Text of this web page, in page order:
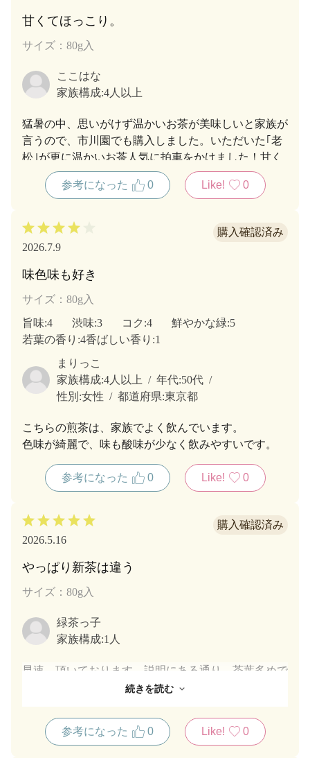
甘くてほっこり。
サイズ：80g入
ここはな
家族構成:4人以上
猛暑の中、思いがけず温かいお茶が美味しいと家族が
言うので、市川園でも購入しました。いただいた｢老
松｣が更に温かいお茶人気に拍車をかけました！甘く
て、深みがあって、ほっこり。素敵なひとときをあり
がとう。参考になった 0 Like! 0
2026.7.9
味色味も好き
サイズ：80g入
旨味:4 渋味:3 コク :4 鮮やかな緑:5
若葉の香り :4香ばしい香り :1
まりっこ
家族構成:4人以上 年代:50代
性別:女性 都道府県:東京都
こちらの煎茶は、家族でよく飲んでいます。
色味が綺麗で、味も酸味が少なく飲みやすいです。
参考になった 0 Like! 0
2026.5.16
やっぱり新茶は違う
サイズ：80g入
緑茶っ子
家族構成:1人
早速、頂いております。説明にある通り、茶葉多めで
湯温に気をつけて(湯冷しの容器をちゃんと使って)深
茶の味が楽しめます。三煎いけます。やっぱり新茶は
美味しいです。この季節にしか味わえないので、飲ま
続きを読む
参考になった 0 Like! 0